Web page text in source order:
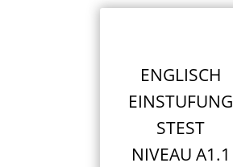
ENGLISCH
EINSTUFUNG
STEST
NIVEAU A1.1